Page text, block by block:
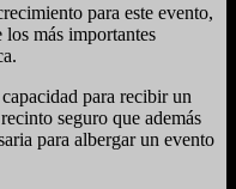
para este evento,
los más importantes
para recibir un
seguro que además
para albergar un evento